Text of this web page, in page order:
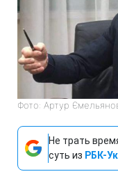
Фото: Артур
Не трать
суть из РБК-